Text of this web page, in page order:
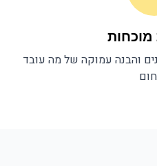
מוכחות
והבנה עמוקה של מה עובד